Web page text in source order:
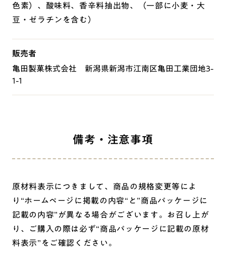
色素）、酸味料、香辛料抽出物、（一部に小麦・大
豆・ゼラチンを含む）
販売者
亀田製菓株式会社 新潟県新潟市江南区亀田工業団地3-
1-1
備考・注意事項
原材料表示につきまして、商品の規格変更等によ
り“ホームページに掲載の内容“と”商品パッケージに
記載の内容”が異なる場合がございます。お召し上が
り、ご購入の際は必ず“商品パッケージに記載の原材
料表示”をご確認ください。